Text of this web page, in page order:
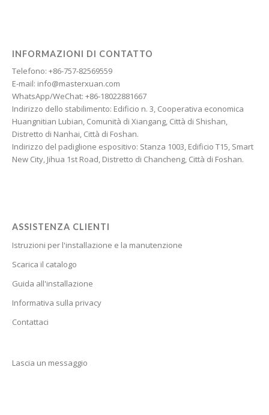
INFORMAZIONI DI CONTATTO
Telefono: +86-757-82569559
E-mail: info@masterxuan.com
WhatsApp/WeChat: +86-18022881667
Indirizzo dello stabilimento: Edificio n. 3, Cooperativa economica
Huangnitian Lubian, Comunità di Xiangang, Città di Shishan,
Distretto di Nanhai, Città di Foshan.
Indirizzo del padiglione espositivo: Stanza 1003, Edificio T15, Smart
New City, Jihua 1st Road, Distretto di Chancheng, Città di Foshan.
ASSISTENZA CLIENTI
Istruzioni per l'installazione e la manutenzione
Scarica il catalogo
Guida all'installazione
Informativa sulla privacy
Contattaci
Lascia un messaggio
Aymara
Bashkir
Basque
Belarusian
Bengali
Bhojpuri
Bosnian
Cantonese
Catalan
Chinese (Taiwan)
Croatian
Czech
Danish